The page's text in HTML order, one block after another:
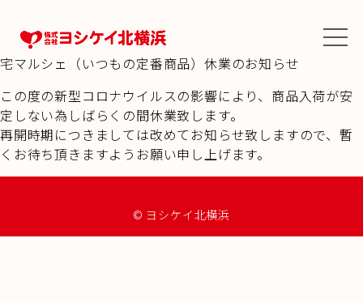
宅マルシェ（いつもの定番商品）休業のお知らせ
この度の新型コロナウイルスの影響により、商品入荷が安
定しない為しばらくの間休業致します。
再開時期につきましては改めてお知らせ致しますので、暫
くお待ち頂きますようお願い申し上げます。
© ヨシケイ北横浜